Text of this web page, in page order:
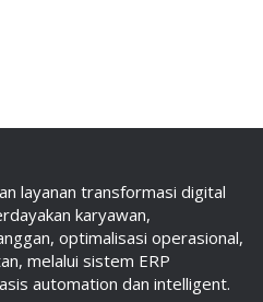
layanan transformasi digital
karyawan,
optimalisasi operasional,
melalui sistem ERP
automation dan intelligent.